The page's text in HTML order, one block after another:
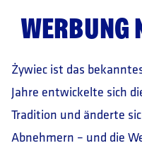
WERBUNG
Żywiec ist das
Jahre entwickelte sich
Tradition und änderte
Abnehmern – und die